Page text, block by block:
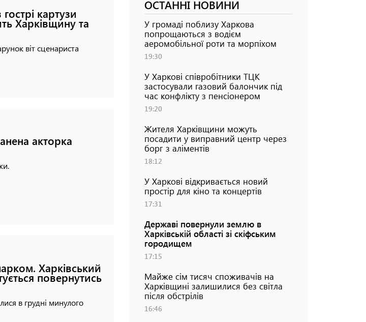
картузи
Харківщину та
віт сценариста
акторка
Харківський
повернутись
в грудні минулого
ОСТАННІ НОВИНИ
У громаді поблизу Харкова
попрощаються з водієм
аеромобільної роти та морпіхом
19:30
У Харкові співробітники ТЦК
застосували газовий балончик під
час конфлікту з пенсіонером
19:20
Жителя Харківщини можуть
посадити у виправний центр через
борг з аліментів
18:12
У Харкові відкривається новий
простір для кіно та концертів
17:31
Державі повернули землю в
Харківській області зі скіфським
городищем
17:15
Майже сім тисяч споживачів на
Харківщині залишилися без світла
після обстрілів
16:46